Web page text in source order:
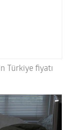
Türkiye fiyatı